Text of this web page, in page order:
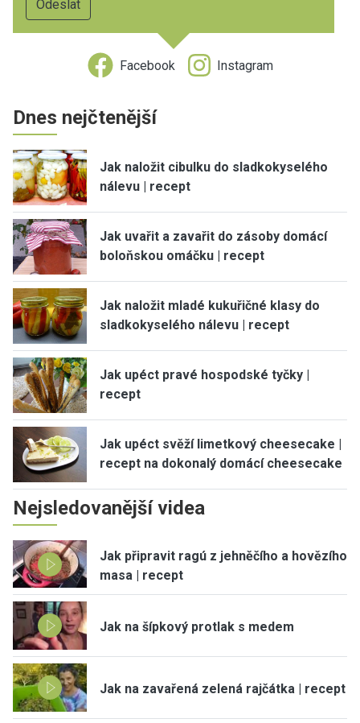
Facebook Instagram
Dnes nejčtenější
Jak naložit cibulku do sladkokyselého
nálevu | recept
Jak uvařit a zavařit do zásoby domácí
boloňskou omáčku | recept
Jak naložit mladé kukuřičné klasy do
sladkokyselého nálevu | recept
Jak upéct pravé hospodské tyčky |
recept
Jak upéct svěží limetkový cheesecake |
recept na dokonalý domácí cheesecake
Nejsledovanější videa
Jak připravit ragú z jehněčího a hovězího
masa | recept
Jak na šípkový protlak s medem
Jak na zavařená zelená rajčátka | recept